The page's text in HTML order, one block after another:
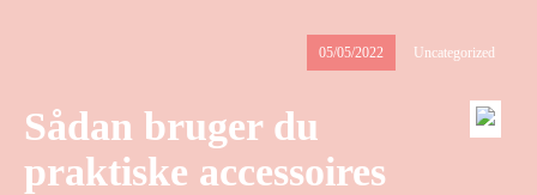
05/05/2022 Uncategorized
Sådan bruger du
praktiske accessoires